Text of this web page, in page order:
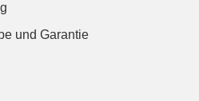
und Garantie